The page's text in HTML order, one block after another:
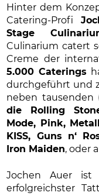
Hinter dem
Catering-Profi
Stage
Culinarium catert
Creme der
5.000 Caterings
durchgeführt und
neben tausenden
die Rolling
Mode, Pink,
KISS, Guns n‘
Iron Maiden, oder
Jochen Auer ist
erfolgreichster